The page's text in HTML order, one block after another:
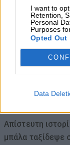
I want to
Retention,
Personal
Purposes
Opted Out
Data
09/08/2026 , 9:45
Νυχθημερόν
δημοτικού
Γιάννουλη,
09/08/2026 , 9:36
Απίστευτη
μπάλα ταξίδεψε